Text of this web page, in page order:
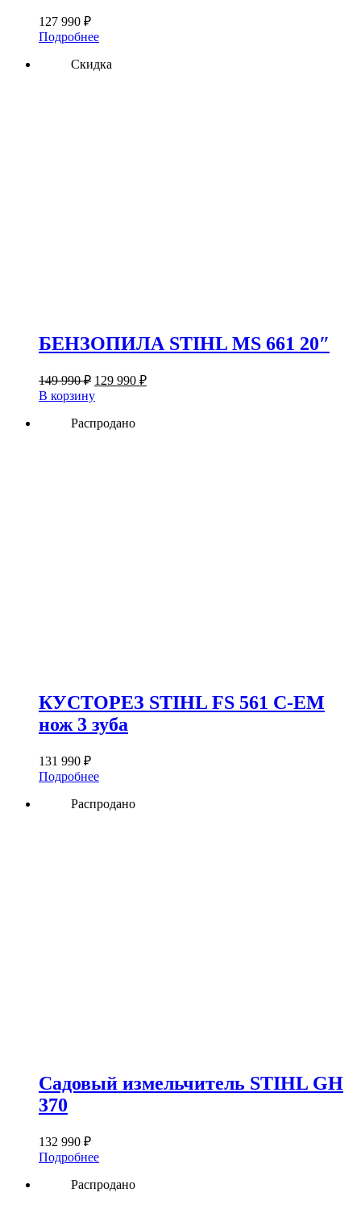
127 990 ₽
Подробнее
Скидка
БЕНЗОПИЛА STIHL MS 661 20″
149 990₽ Первоначальная
цена
составляла
149
129 990 ₽Текущая
В корзину
Распродано
КУСТОРЕЗ STIHL FS 561 C-EM
нож 3 зуба
131 990 ₽
Подробнее
Распродано
Садовый измельчитель STIHL GH
370
132 990 ₽
Подробнее
Распродано